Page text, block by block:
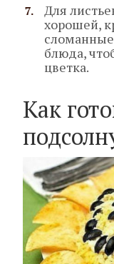
Для
хорошей,
блюда,
цветка.
Как